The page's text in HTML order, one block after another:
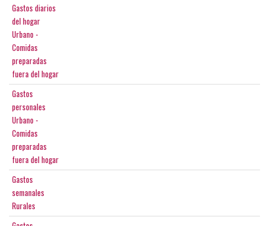
Gastos diarios
del hogar
Urbano -
Comidas
preparadas
fuera del hogar
Gastos
personales
Urbano -
Comidas
preparadas
fuera del hogar
Gastos
semanales
Rurales